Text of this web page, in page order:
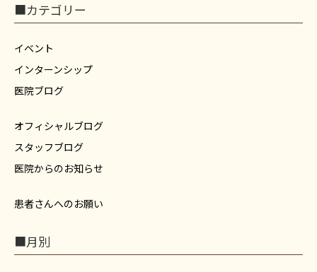
■カテゴリー
イベント
インターンシップ
医院ブログ
オフィシャルブログ
スタッフブログ
医院からのお知らせ
患者さんへのお願い
■月別